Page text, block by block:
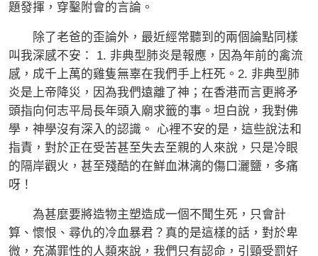
題發揮，穿鑿附會的言論。
除了老爸的歪論外，最近經常聽到的兩個論點同樣
叫我深感不安： 1. 非典型肺炎是報應，因為年前的禽流
感，成千上萬的雞隻無辜在我們手上枉死。2. 非典型肺
炎是上帝降災，因為我們遠離了神；在香港而言更將矛
頭指向何志平局長年頭入廟求籤的事。坦白說，我對佛
學，神學沒有深入的認識。 心裡不安的是，這些說法和
指責，對於正在受苦甚至失去至親的人來說，只是冷眼
的隔岸觀火，甚至殘酷的在鮮血淋漓的傷口灑鹽，多痛
呀！
為甚麼要將造物主塑造成一個不聞生死，只會計
算、懷恨、尋仇的冷血暴君？真的是這樣的話，對於卑
微，充滿罪性的人類來說，我們只有認命，引頸受罰好